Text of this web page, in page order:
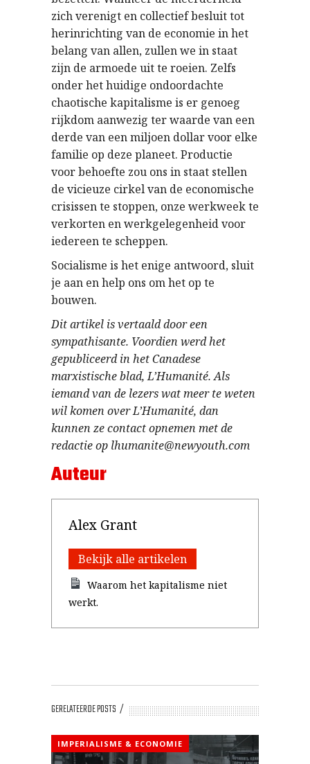
zich verenigt en collectief besluit tot
herinrichting van de economie in het
belang van allen, zullen we in staat
zijn de armoede uit te roeien. Zelfs
onder het huidige ondoordachte
chaotische kapitalisme is er genoeg
rijkdom aanwezig ter waarde van een
derde van een miljoen dollar voor elke
familie op deze planeet. Productie
voor behoefte zou ons in staat stellen
de vicieuze cirkel van de economische
crisissen te stoppen, onze werkweek te
verkorten en werkgelegenheid voor
iedereen te scheppen.
Socialisme is het enige antwoord, sluit
je aan en help ons om het op te
bouwen.
Dit artikel is vertaald door een
sympathisante. Voordien werd het
gepubliceerd in het Canadese
marxistische blad, L’Humanité. Als
iemand van de lezers wat meer te weten
wil komen over L’Humanité, dan
kunnen ze contact opnemen met de
redactie op lhumanite@newyouth.com
Auteur
Alex Grant
Bekijk alle artikelen
Waarom het kapitalisme niet
werkt.
GERELATEERDE POSTS
IMPERIALISME & ECONOMIE